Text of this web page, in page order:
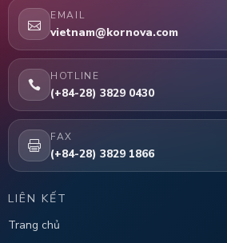
EMAIL
vietnam@kornova.com
HOTLINE
(+84-28) 3829 0430
FAX
(+84-28) 3829 1866
LIÊN KẾT
Trang chủ